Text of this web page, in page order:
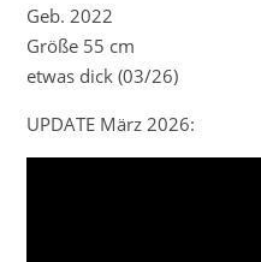
Geb. 2022
Größe 55 cm
etwas dick (03/26)
UPDATE März 2026: